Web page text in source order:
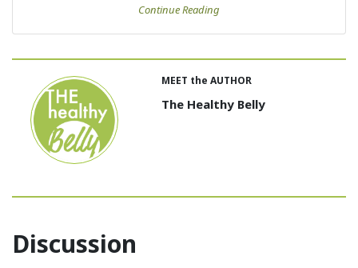
Continue Reading
MEET the AUTHOR
The Healthy Belly
Discussion